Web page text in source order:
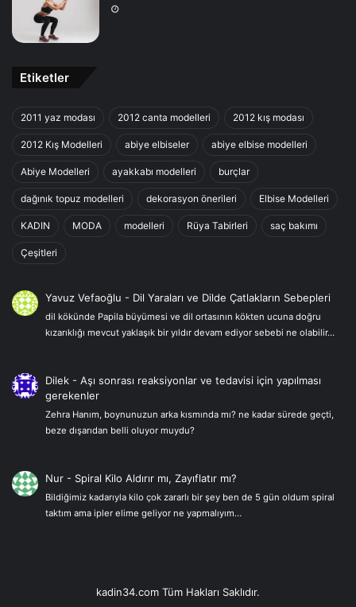
Etiketler
2011 yaz modası 2012 canta modelleri 2012 kış modası
2012 Kış Modelleri abiye elbiseler abiye elbise modelleri
Abiye Modelleri ayakkabı modelleri burçlar
dağınık topuz modelleri dekorasyon önerileri Elbise Modelleri
KADIN MODA modelleri Rüya Tabirleri saç bakımı
Çeşitleri
Yavuz Vefaoğlu - Dil Yaraları ve Dilde Çatlakların Sebepleri
dil kökünde Papila büyümesi ve dil ortasının kökten ucuna doğru
kızarıklığı mevcut yaklaşık bir yıldır devam ediyor sebebi ne olabilir…
Dilek -Aşı sonrası reaksiyonlar ve tedavisi için yapılması
gerekenler
Zehra Hanım, boynunuzun arka kısmında mı? ne kadar sürede geçti,
beze dışarıdan belli oluyor muydu?
Nur - Spiral Kilo Aldırır mı, Zayıflatır mı?
Bildiğimiz kadarıyla kilo çok zararlı bir şey ben de 5 gün oldum spiral
taktım ama ipler elime geliyor ne yapmalıyım…
kadin34.com Tüm Hakları Saklıdır.